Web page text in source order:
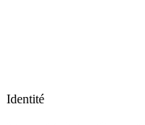
Identité